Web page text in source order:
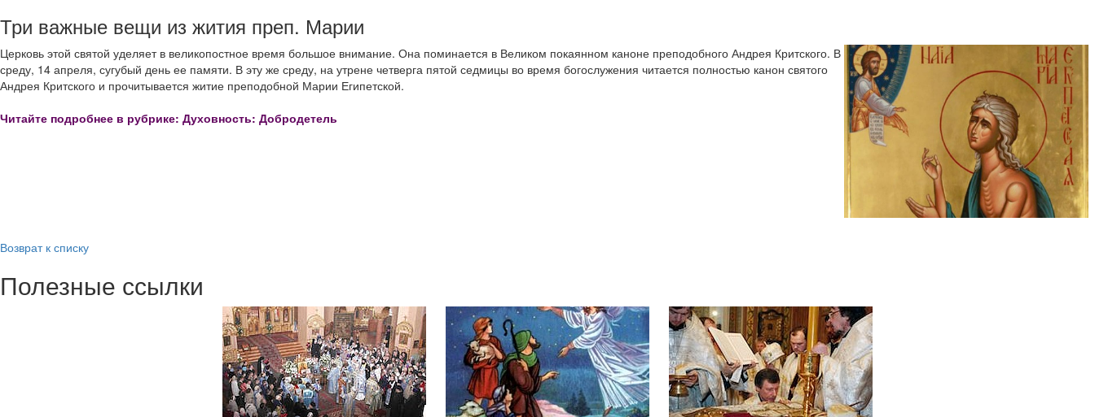
Три важные вещи из жития преп. Марии
Церковь этой святой уделяет в великопостное время большое внимание. Она поминается в Великом покаянном каноне преподобного Андрея Критского. В
среду, 14 апреля, сугубый день ее памяти. В эту же среду, на утрене четверга пятой седмицы во время богослужения читается полностью канон святого
Андрея Критского и прочитывается житие преподобной Марии Египетской.
Читайте подробнее в рубрике: Духовность: Добродетель
Возврат к списку
Полезные ссылки